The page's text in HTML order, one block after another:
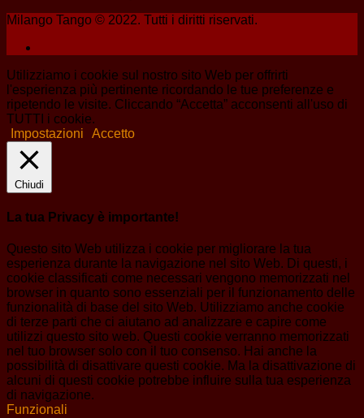
Milango Tango © 2022. Tutti i diritti riservati.
Utilizziamo i cookie sul nostro sito Web per offrirti
l'esperienza più pertinente ricordando le tue preferenze e
ripetendo le visite. Cliccando “Accetta” acconsenti all'uso di
TUTTI i cookie.
Impostazioni
Accetto
Chiudi
La tua Privacy è importante!
Questo sito Web utilizza i cookie per migliorare la tua
esperienza durante la navigazione nel sito Web. Di questi, i
cookie classificati come necessari vengono memorizzati nel
browser in quanto sono essenziali per il funzionamento delle
funzionalità di base del sito Web. Utilizziamo anche cookie
di terze parti che ci aiutano ad analizzare e capire come
utilizzi questo sito web. Questi cookie verranno memorizzati
nel tuo browser solo con il tuo consenso. Hai anche la
possibilità di disattivare questi cookie. Ma la disattivazione di
alcuni di questi cookie potrebbe influire sulla tua esperienza
di navigazione.
Funzionali